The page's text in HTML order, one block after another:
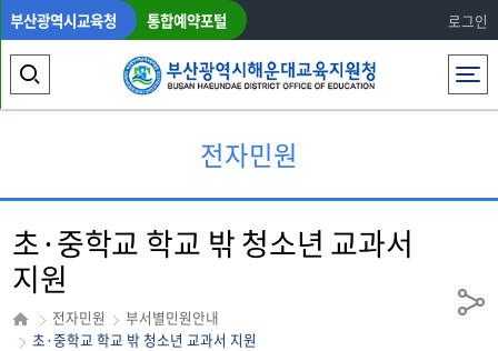
부산광역시교육청 통합예약포털 로그인
전체메뉴
색
역
열
기
전자민원
초·중학교 학교 밖 청소년 교과서
지원
전자민원
부서별민원안내
초·중학교 학교 밖 청소년 교과서 지원
공